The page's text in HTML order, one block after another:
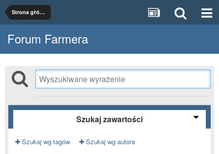
Strona główna
Forum Farmera
Szukaj zawartości
Szukaj wg tagów Szukaj wg autora